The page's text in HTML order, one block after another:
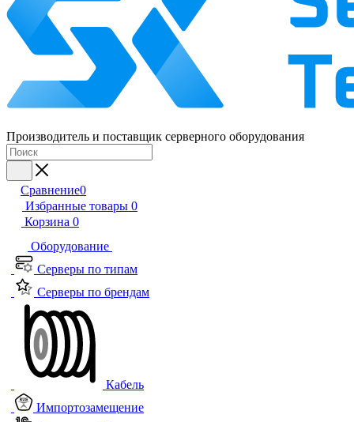
Производитель и поставщик серверного оборудования
Сравнение0
Избранные товары 0
Корзина 0
Оборудование
Серверы по типам
Серверы по брендам
Кабель
Импортозамещение